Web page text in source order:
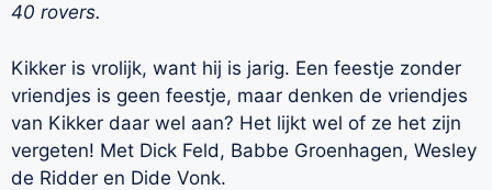
40 rovers.
Kikker is vrolijk, want hij is jarig. Een feestje zonder
vriendjes is geen feestje, maar denken de vriendjes
van Kikker daar wel aan? Het lijkt wel of ze het zijn
vergeten! Met Dick Feld, Babbe Groenhagen, Wesley
de Ridder en Dide Vonk.